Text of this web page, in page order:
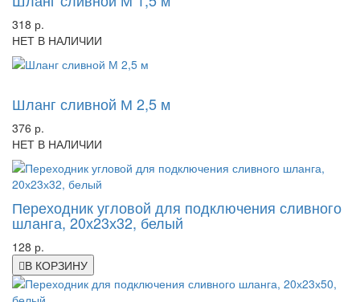
318 р.
НЕТ В НАЛИЧИИ
Шланг сливной М 2,5 м
376 р.
НЕТ В НАЛИЧИИ
Переходник угловой для подключения сливного
шланга, 20х23х32, белый
128 р.
В КОРЗИНУ